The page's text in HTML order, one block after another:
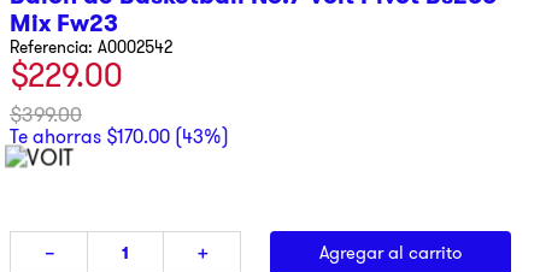
Mix Fw23
Referencia: A0002542
$229.00
$399.00
Te ahorras $170.00 (43%)
＋
－ Agregar al carrito
4 .
pantalla
5.
motos
6.
7.
ninja
9.
pulsar